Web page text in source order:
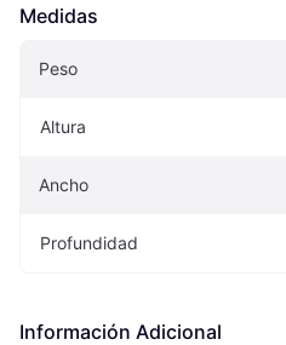
Medidas
Peso
Altura
Ancho
Profundidad
Información Adicional